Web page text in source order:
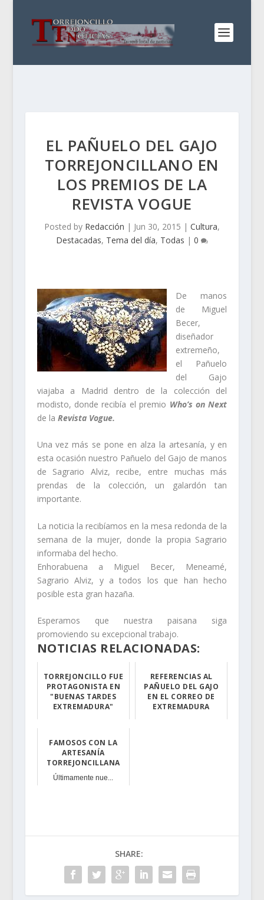
EL PAÑUELO DEL GAJO
TORREJONCILLANO EN
LOS PREMIOS DE LA
REVISTA VOGUE
Posted by Redacción | Jun 30, 2015 | Cultura,
Destacadas, Tema del día, Todas | 0
De manos
de Miguel
Becer,
diseñador
extremeño,
el Pañuelo
del Gajo
viajaba a Madrid dentro de la colección del
modisto, donde recibía el premio Who’s on Next
de la Revista Vogue.
Una vez más se pone en alza la artesanía, y en
esta ocasión nuestro Pañuelo del Gajo de manos
de Sagrario Alviz, recibe, entre muchas más
prendas de la colección, un galardón tan
importante.
La noticia la recibíamos en la mesa redonda de la
semana de la mujer, donde la propia Sagrario
informaba del hecho.
Enhorabuena a Miguel Becer, Meneamé,
Sagrario Alviz, y a todos los que han hecho
posible esta gran hazaña.
Esperamos que nuestra paisana siga
promoviendo su excepcional trabajo.
NOTICIAS RELACIONADAS:
TORREJONCILLO FUE
PROTAGONISTA EN
"BUENAS TARDES
EXTREMADURA"
REFERENCIAS AL
PAÑUELO DEL GAJO
EN EL CORREO DE
EXTREMADURA
FAMOSOS CON LA
ARTESANÍA
TORREJONCILLANA
Últimamente nue...
SHARE: